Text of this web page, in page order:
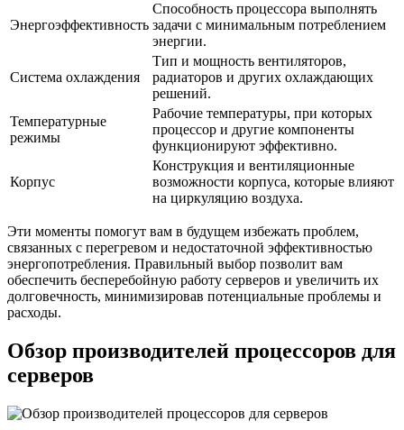
Энергоэффективность
Способность процессора выполнять
задачи с минимальным потреблением
энергии.
Система охлаждения
Тип и мощность вентиляторов,
радиаторов и других охлаждающих
решений.
Температурные
режимы
Рабочие температуры, при которых
процессор и другие компоненты
функционируют эффективно.
Корпус
Конструкция и вентиляционные
возможности корпуса, которые влияют
на циркуляцию воздуха.
Эти моменты помогут вам в будущем избежать проблем,
связанных с перегревом и недостаточной эффективностью
энергопотребления. Правильный выбор позволит вам
обеспечить бесперебойную работу серверов и увеличить их
долговечность, минимизировав потенциальные проблемы и
расходы.
Обзор производителей процессоров для
серверов